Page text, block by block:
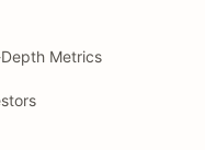
Metrics